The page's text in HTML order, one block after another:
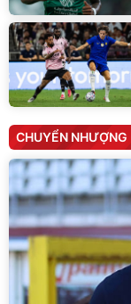
CHUYỂN NHƯỢNG